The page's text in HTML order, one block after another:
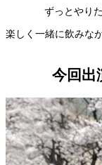
ずっとやり
楽しく一緒に飲みな
今回出